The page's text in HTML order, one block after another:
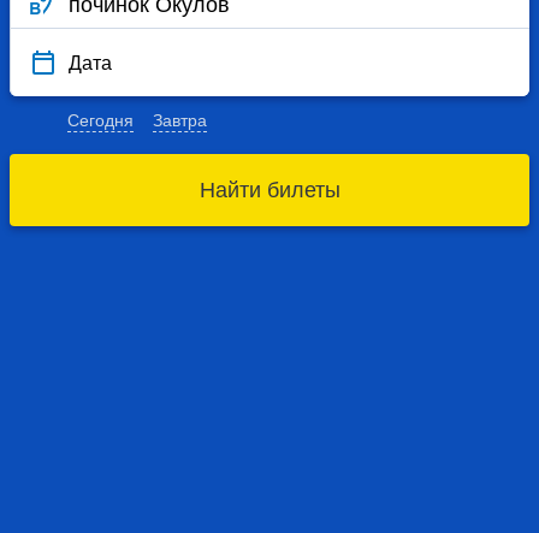
Дата
Сегодня Завтра
Найти билеты